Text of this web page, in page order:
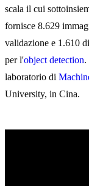
scala il cui
fornisce 8.629
validazione e 1.610
per l'object detection.
laboratorio di
University, in Cina.